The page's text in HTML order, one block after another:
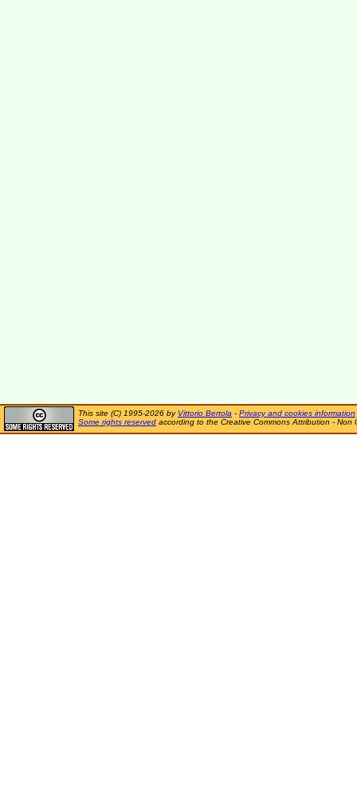
This site (C) 1995-2026 by Vittorio Bertola - Privacy and cookies information
Some rights reserved according to the Creative Commons Attribution - Non